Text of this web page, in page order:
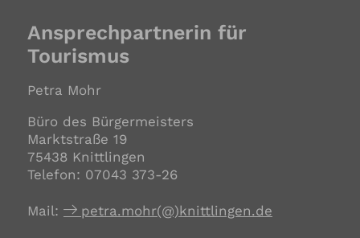
Ansprechpartnerin für
Tourismus
Petra Mohr
Büro des Bürgermeisters
Marktstraße 19
75438 Knittlingen
Telefon: 07043 373-26
Mail: petra.mohr(@)knittlingen.de